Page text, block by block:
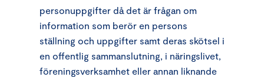
personuppgifter då det är frågan om
information som berör en persons
ställning och uppgifter samt deras skötsel i
en offentlig sammanslutning, i näringslivet,
föreningsverksamhet eller annan liknande